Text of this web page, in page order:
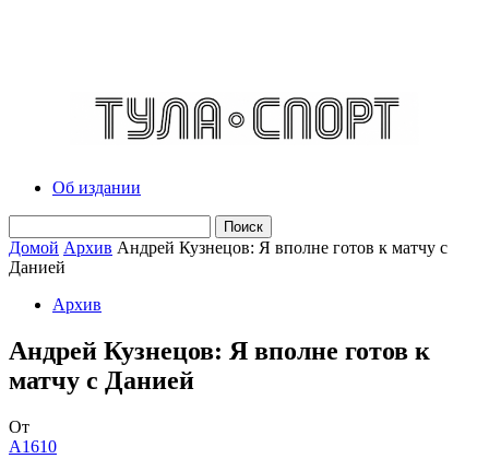
Об издании
Домой Архив Андрей Кузнецов: Я вполне готов к матчу с
Данией
Архив
Андрей Кузнецов: Я вполне готов к
матчу с Данией
От
A1610